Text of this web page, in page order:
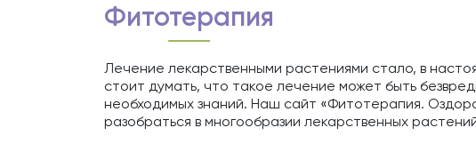
Фитотерапия
Лечение лекарственными растениями стало, в
стоит думать, что такое лечение может быть
необходимых знаний. Наш сайт «Фитотерапия.
разобраться в многообразии лекарственных